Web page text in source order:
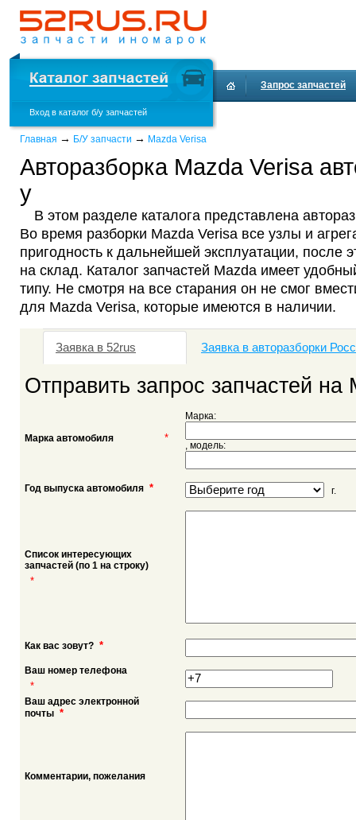
Вход в каталог б/у запчастей
Запрос запчастей
Главная → Б/У запчасти → Mazda Verisa
Авторазборка Mazda Verisa
у
В этом разделе каталога представлена
Во время разборки Mazda Verisa все узлы и
пригодность к дальнейшей эксплуатации, после
на склад. Каталог запчастей Mazda имеет
типу. Не смотря на все старания он не смог
для Mazda Verisa, которые имеются в наличии.
Заявка в 52rus Заявка в авторазборки
Отправить запрос запчастей на
Марка автомобиля *
Марка:
, модель:
Год выпуска автомобиля * г.
Список интересующих
запчастей (по 1 на строку)
*
Как вас зовут? *
Ваш номер телефона
*
Ваш адрес электронной
почты *
Комментарии, пожелания